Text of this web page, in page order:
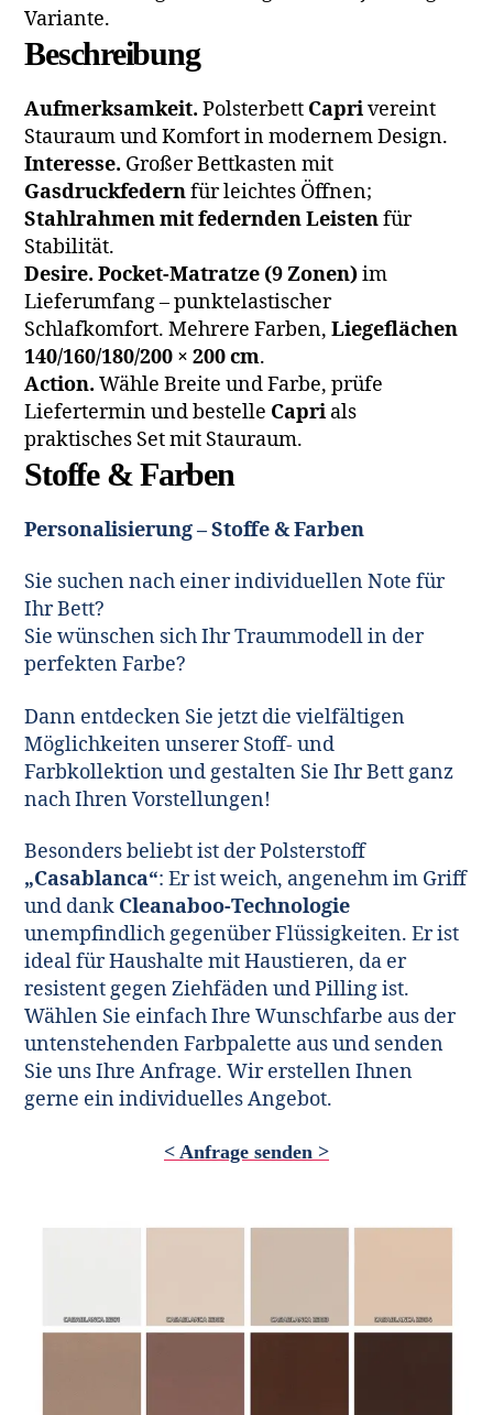
Variante.
Beschreibung
Aufmerksamkeit. Polsterbett Caprivereint
Stauraum und Komfort in modernem Design.
Interesse. Großer Bettkasten mit
Gasdruckfedernfür leichtes Öffnen;
Stahlrahmen mit federnden Leistenfür
Stabilität.
Desire. Pocket-Matratze (9 Zonen)im
Lieferumfang – punktelastischer
Schlafkomfort. Mehrere Farben,Liegeflächen
140/160/180/200 × 200 cm.
Action. Wähle Breite und Farbe, prüfe
Liefertermin und bestelle Capri als
praktisches Set mit Stauraum.
Stoffe & Farben
Personalisierung – Stoffe & Farben
Sie suchen nach einer individuellen Note für
Ihr Bett?
Sie wünschen sich Ihr Traummodell in der
perfekten Farbe?
Dann entdecken Sie jetzt die vielfältigen
Möglichkeiten unserer Stoff- und
Farbkollektion und gestalten Sie Ihr Bett ganz
nach Ihren Vorstellungen!
Besonders beliebt ist der Polsterstoff
„Casablanca“: Er ist weich, angenehm im Griff
und dank Cleanaboo-Technologie
unempfindlich gegenüber Flüssigkeiten. Er ist
ideal für Haushalte mit Haustieren, da er
resistent gegen Ziehfäden und Pilling ist.
Wählen Sie einfach Ihre Wunschfarbe aus der
untenstehenden Farbpalette aus und senden
Sie uns Ihre Anfrage. Wir erstellen Ihnen
gerne ein individuelles Angebot.
< Anfrage senden >